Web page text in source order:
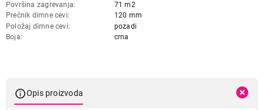
Površina zagrevanja
71 m2
Prečnik dimne cevi
120 mm
Položaj dimne cevi
pozadi
Boja
crna
Opis proizvoda